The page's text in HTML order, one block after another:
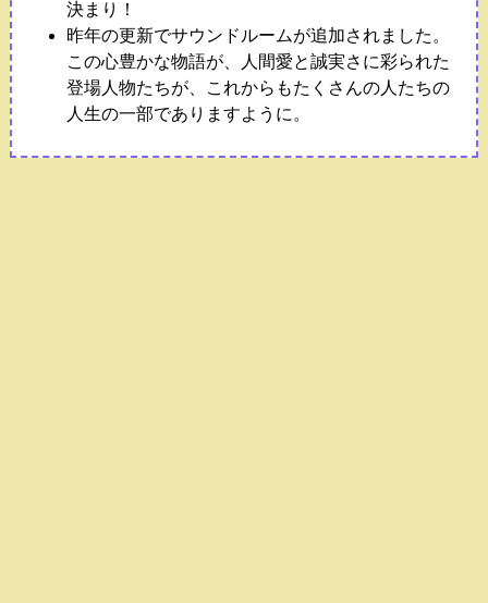
決まり！
昨年の更新でサウンドルームが追加されました。
この心豊かな物語が、人間愛と誠実さに彩られた
登場人物たちが、これからもたくさんの人たちの
人生の一部でありますように。